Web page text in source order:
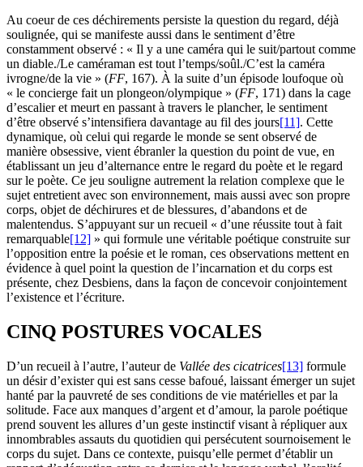
Au coeur de ces déchirements persiste la question du regard, déjà
soulignée, qui se manifeste aussi dans le sentiment d’être
constamment observé : « Il y a une caméra qui le suit/partout comme
un diable./Le caméraman est tout l’temps/soûl./C’est la caméra
ivrogne/de la vie » (FF, 167). À la suite d’un épisode loufoque où
« le concierge fait un plongeon/olympique » (FF, 171) dans la cage
d’escalier et meurt en passant à travers le plancher, le sentiment
d’être observé s’intensifiera davantage au fil des jours[11]. Cette
dynamique, où celui qui regarde le monde se sent observé de
manière obsessive, vient ébranler la question du point de vue, en
établissant un jeu d’alternance entre le regard du poète et le regard
sur le poète. Ce jeu souligne autrement la relation complexe que le
sujet entretient avec son environnement, mais aussi avec son propre
corps, objet de déchirures et de blessures, d’abandons et de
malentendus. S’appuyant sur un recueil « d’une réussite tout à fait
remarquable[12] » qui formule une véritable poétique construite sur
l’opposition entre la poésie et le roman, ces observations mettent en
évidence à quel point la question de l’incarnation et du corps est
présente, chez Desbiens, dans la façon de concevoir conjointement
l’existence et l’écriture.
CINQ POSTURES VOCALES
D’un recueil à l’autre, l’auteur de Vallée des cicatrices[13] formule
un désir d’exister qui est sans cesse bafoué, laissant émerger un sujet
hanté par la pauvreté de ses conditions de vie matérielles et par la
solitude. Face aux manques d’argent et d’amour, la parole poétique
prend souvent les allures d’un geste instinctif visant à répliquer aux
innombrables assauts du quotidien qui persécutent sournoisement le
corps du sujet. Dans ce contexte, puisqu’elle permet d’établir un